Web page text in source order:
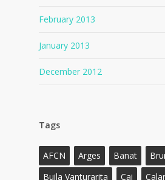
February 2013
January 2013
December 2012
Tags
AFCN Arges Banat
Buila Vanturarita
Cai